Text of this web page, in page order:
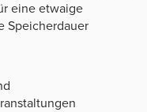
eine etwaige
Speicherdauer